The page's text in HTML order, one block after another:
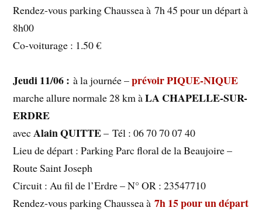
Rendez-vous parking Chaussea à 7h 45 pour un départ à
8h00
Co-voiturage : 1.50 €
Jeudi 11/06 : à la journée –prévoir PIQUE-NIQUE
marche allure normale 28 km àLA CHAPELLE-SUR-
ERDRE
avecAlain QUITTE– Tél : 06 70 70 07 40
Lieu de départ : Parking Parc floral de la Beaujoire –
Route Saint Joseph
Circuit : Au fil de l’Erdre – N° OR : 23547710
Rendez-vous parking Chaussea à7h 15 pour un départ